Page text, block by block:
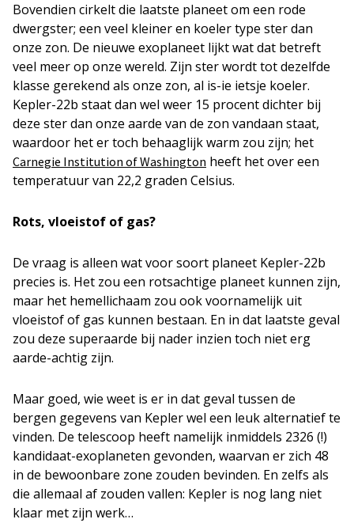
Bovendien cirkelt die laatste planeet om een rode
dwergster; een veel kleiner en koeler type ster dan
onze zon. De nieuwe exoplaneet lijkt wat dat betreft
veel meer op onze wereld. Zijn ster wordt tot dezelfde
klasse gerekend als onze zon, al is-ie ietsje koeler.
Kepler-22b staat dan wel weer 15 procent dichter bij
deze ster dan onze aarde van de zon vandaan staat,
waardoor het er toch behaaglijk warm zou zijn; het
Carnegie Institution of Washington heeft het over een
temperatuur van 22,2 graden Celsius.
Rots, vloeistof of gas?
De vraag is alleen wat voor soort planeet Kepler-22b
precies is. Het zou een rotsachtige planeet kunnen zijn,
maar het hemellichaam zou ook voornamelijk uit
vloeistof of gas kunnen bestaan. En in dat laatste geval
zou deze superaarde bij nader inzien toch niet erg
aarde-achtig zijn.
Maar goed, wie weet is er in dat geval tussen de
bergen gegevens van Kepler wel een leuk alternatief te
vinden. De telescoop heeft namelijk inmiddels 2326 (!)
kandidaat-exoplaneten gevonden, waarvan er zich 48
in de bewoonbare zone zouden bevinden. En zelfs als
die allemaal af zouden vallen: Kepler is nog lang niet
klaar met zijn werk…